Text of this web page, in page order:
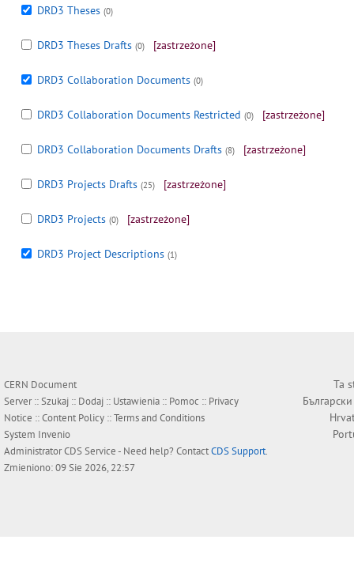
DRD3 Theses (0)
DRD3 Theses Drafts (0) [zastrzeżone]
DRD3 Collaboration Documents (0)
DRD3 Collaboration Documents Restricted (0) [zastrzeżone]
DRD3 Collaboration Documents Drafts (8) [zastrzeżone]
DRD3 Projects Drafts (25) [zastrzeżone]
DRD3 Projects (0) [zastrzeżone]
DRD3 Project Descriptions (1)
CERN Document
Server ::Szukaj :: Dodaj :: Ustawienia :: Pomoc :: Privacy
Notice ::Content Policy ::Terms and Conditions
System Invenio
AdministratorCDS Service- Need help? ContactCDS Support.
Zmieniono: 09 Sie 2026, 22:57
Ta
Български